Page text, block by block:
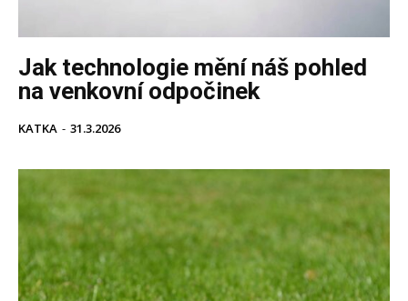
Jak technologie mění náš pohled
na venkovní odpočinek
KATKA - 31.3.2026